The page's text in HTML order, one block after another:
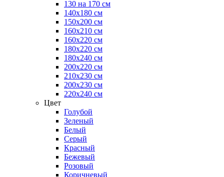
130 на 170 см
140х180 см
150х200 см
160х210 см
160х220 см
180х220 см
180х240 см
200х220 см
210х230 см
200х230 см
220х240 см
Цвет
Голубой
Зеленый
Белый
Серый
Красный
Бежевый
Розовый
Коричневый